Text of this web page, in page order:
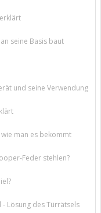
seine Basis baut
und seine Verwendung
man es bekommt
Feder stehlen?
- Lösung des Türrätsels